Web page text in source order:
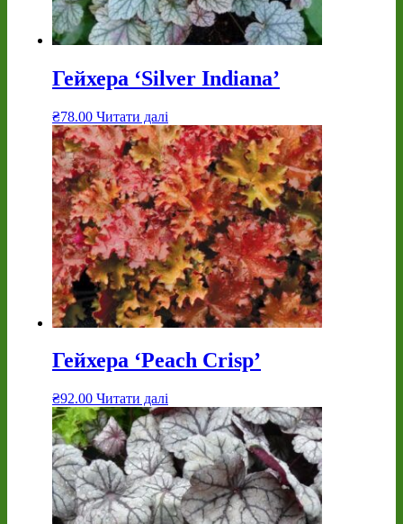
Гейхера ‘Silver Indiana’
₴78.00 Читати далі
Гейхера ‘Peach Crisp’
₴92.00 Читати далі